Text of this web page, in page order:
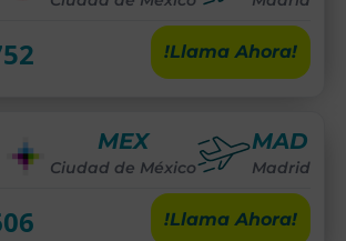
!Llama Ahora!
MEX
Ciudad de México
MAD
Madrid
!Llama Ahora!